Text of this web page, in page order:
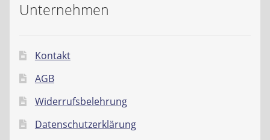
Unternehmen
Kontakt
AGB
Widerrufsbelehrung
Datenschutzerklärung